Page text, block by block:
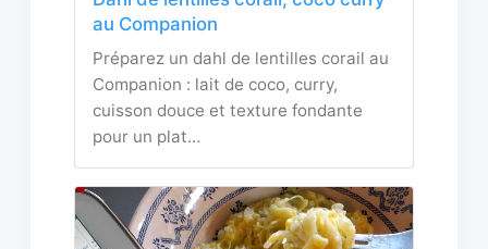
au Companion
Préparez un dahl de lentilles corail au
Companion : lait de coco, curry,
cuisson douce et texture fondante
pour un plat…